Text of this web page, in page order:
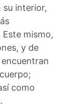
su interior,
mismo,
y de
como